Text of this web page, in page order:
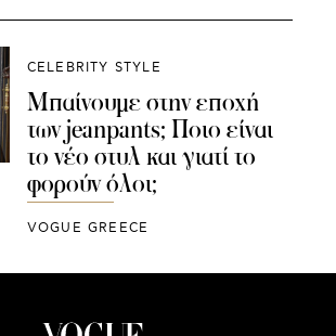
CELEBRITY STYLE
Μπαίνουμε στην εποχή
των jeanpants; Ποιο είναι
το νέο στυλ και γιατί το
φορούν όλοι;
VOGUE GREECE